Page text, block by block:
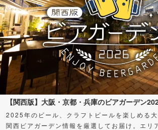
【関西版】大阪・京都・兵庫のビアガーデン
2025年のビール、クラフトビールを楽しめる
関西ビアガーデン情報を厳選してお届け。エリ